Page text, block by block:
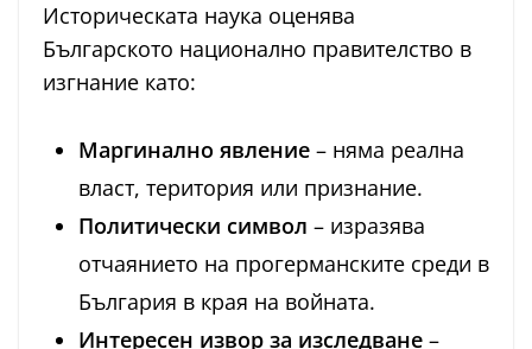
Историческата наука оценява
Българското национално правителство в
изгнание като:
Маргинално явление – няма реална
власт, територия или признание.
Политически символ – изразява
отчаянието на прогерманските среди в
България в края на войната.
Интересен извор за изследване –